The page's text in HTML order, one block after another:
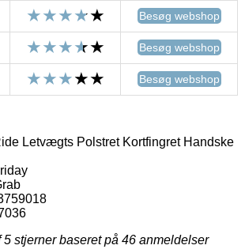
Besøg webshop
Besøg webshop
Besøg webshop
Letvægts Polstret Kortfingret Handske
5 stjerner baseret på 46 anmeldelser